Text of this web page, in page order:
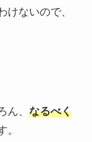
けないので、
ん、 なるべく
。